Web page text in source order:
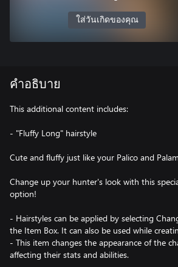
ใส่วันเกิดของคุณ
คำอธิบาย
This additional content includes:
- "Fluffy Long" hairstyle
Cute and fluffy just like your Palico and
Change up your hunter's look with this
option!
- Hairstyles can be applied by selecting
the Item Box. It can also be used while
- This item changes the appearance of the
affecting their stats and abilities.